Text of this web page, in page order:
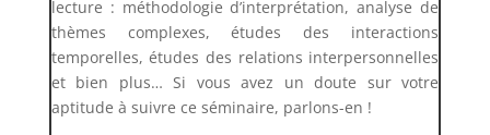
lecture : méthodologie d’interprétation, analyse de
thèmes complexes, études des interactions
temporelles, études des relations interpersonnelles
et bien plus… Si vous avez un doute sur votre
aptitude à suivre ce séminaire, parlons-en !